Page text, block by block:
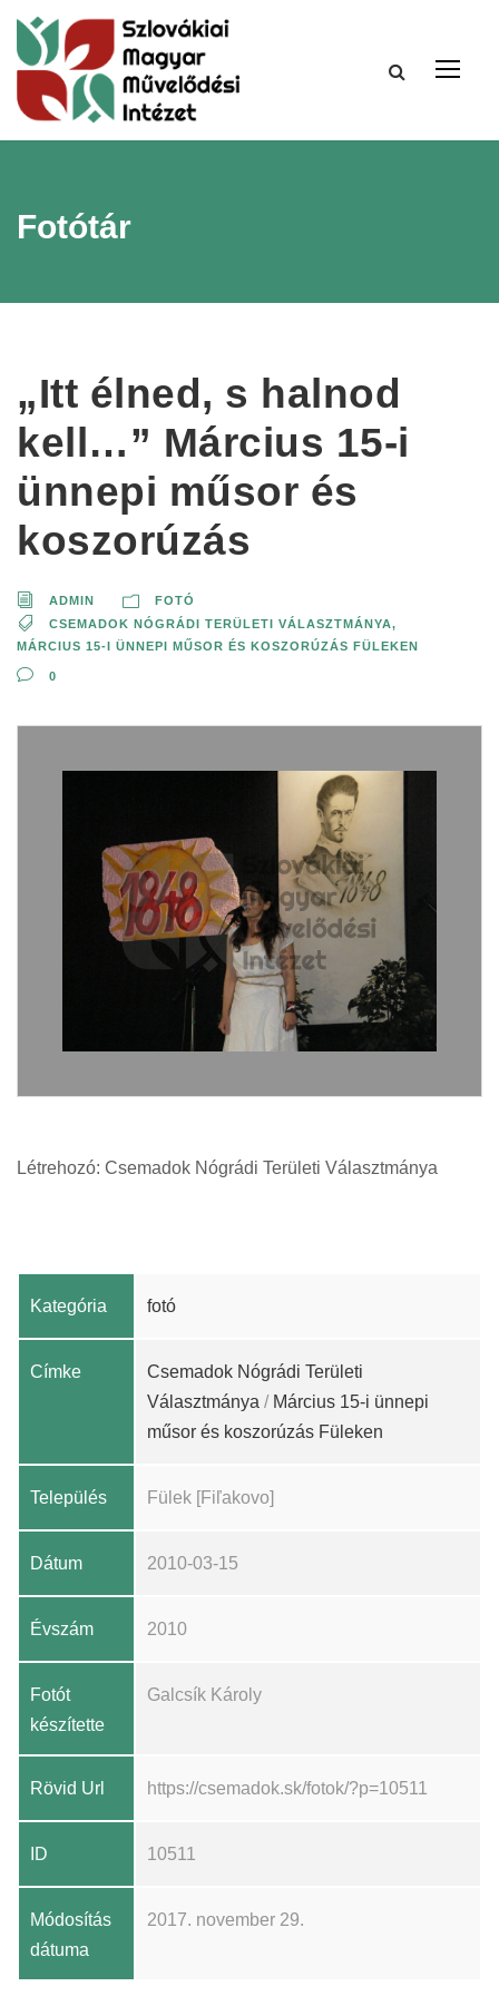
Fotótár
„Itt élned, s halnod
kell…” Március 15-i
ünnepi műsor és
koszorúzás
ADMIN
FOTÓ
CSEMADOK NÓGRÁDI TERÜLETI VÁLASZTMÁNYA,
MÁRCIUS 15-I ÜNNEPI MŰSOR ÉS KOSZORÚZÁS FÜLEKEN
0
Létrehozó: Csemadok Nógrádi Területi Választmánya
Kategória fotó
Címke
Csemadok Nógrádi Területi
Választmánya / Március 15-i ünnepi
műsor és koszorúzás Füleken
Település Fülek [Fiľakovo]
Dátum 2010-03-15
Évszám 2010
Fotót
készítette
Galcsík Károly
Rövid Url https://csemadok.sk/fotok/?p=10511
ID 10511
Módosítás
dátuma
2017. november 29.